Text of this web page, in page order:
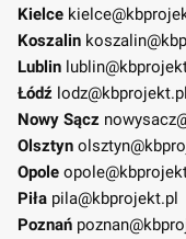
Kielce
Koszalin
Lublin
Łódź lodz@kbprojekt.pl
Nowy Sącz
Olsztyn
Opole
Piła pila@kbprojekt.pl
Poznań